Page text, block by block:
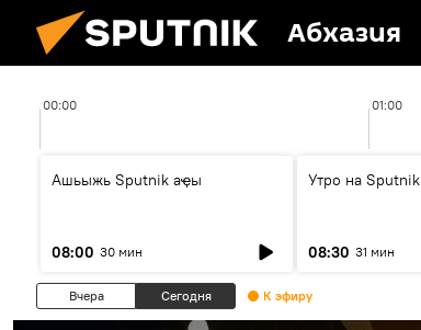
Абхазия
00:00 01:00
Ашьыжь Sputnik аҿы
08:00 30 мин
Утро на Sputnik
08:30 31 мин
Вчера Сегодня К эфиру